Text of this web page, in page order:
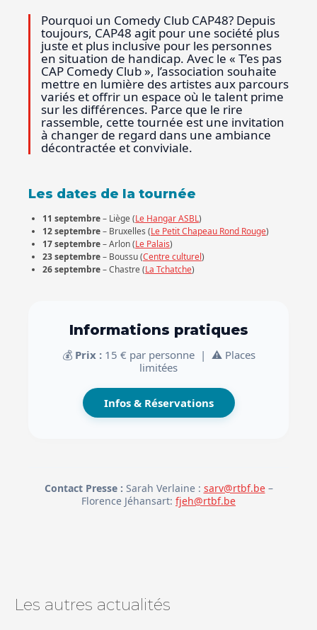
Pourquoi un Comedy Club CAP48? Depuis
toujours, CAP48 agit pour une société plus
juste et plus inclusive pour les personnes
en situation de handicap. Avec le « T’es pas
CAP Comedy Club », l’association souhaite
mettre en lumière des artistes aux parcours
variés et offrir un espace où le talent prime
sur les différences. Parce que le rire
rassemble, cette tournée est une invitation
à changer de regard dans une ambiance
décontractée et conviviale.
Les dates de la tournée
11 septembre– Liège (Le Hangar ASBL)
12 septembre– Bruxelles (Le Petit Chapeau Rond Rouge)
17 septembre– Arlon (Le Palais)
23 septembre– Boussu (Centre culturel)
26 septembre– Chastre (La Tchatche)
Informations pratiques
💰 Prix :15 € par personne | ⚠️ Places
limitées
Infos & Réservations
Contact Presse : Sarah Verlaine : sarv@rtbf.be–
Florence Jéhansart: fjeh@rtbf.be
Les autres actualités